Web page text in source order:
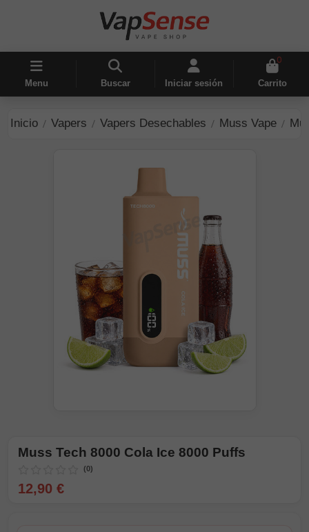
Menu Buscar Iniciar sesión
0
Carrito
Inicio Vapers Vapers Desechables Muss Vape
Muss Tech 8000 Cola Ice 8000 Puffs
(0)
12,90 €